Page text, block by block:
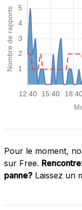
Pour le moment,
sur Free.
panne? Laissez un